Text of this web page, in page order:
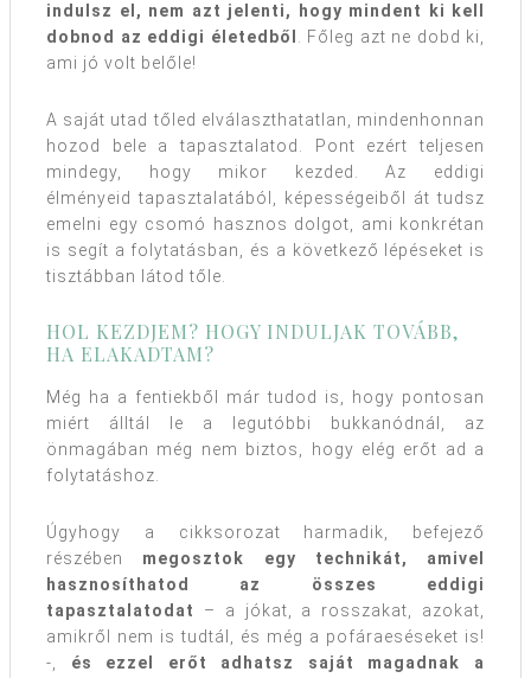
indulsz el, nem azt jelenti, hogy mindent ki kell
dobnod az eddigi életedből . Főleg azt ne dobd ki,
ami jó volt belőle!
A saját utad tőled elválaszthatatlan, mindenhonnan
hozod bele a tapasztalatod. Pont ezért teljesen
mindegy, hogy mikor kezded. Az eddigi
élményeid tapasztalatából, képességeiből át tudsz
emelni egy csomó hasznos dolgot, ami konkrétan
is segít a folytatásban, és a következő lépéseket is
tisztábban látod tőle.
HOL KEZDJEM? HOGY INDULJAK TOVÁBB,
HA ELAKADTAM?
Még ha a fentiekből már tudod is, hogy pontosan
miért álltál le a legutóbbi bukkanódnál, az
önmagában még nem biztos, hogy elég erőt ad a
folytatáshoz.
Úgyhogy a cikksorozat harmadik, befejező
részében megosztok egy technikát, amivel
hasznosíthatod az összes eddigi
tapasztalatodat
– a jókat, a rosszakat, azokat,
amikről nem is tudtál, és még a pofáraeséseket is!
-, és ezzel erőt adhatsz saját magadnak a